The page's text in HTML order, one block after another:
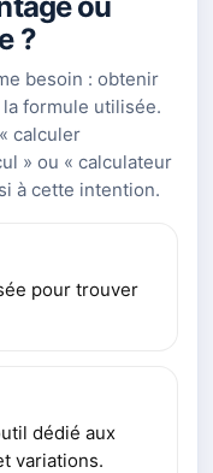
?
besoin : obtenir
formule utilisée.
calculer
» ou « calculateur
à cette intention.
pour trouver
dédié aux
variations.